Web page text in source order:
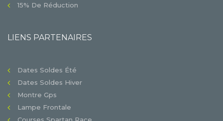
15% De Réduction
LIENS PARTENAIRES
Dates Soldes Été
Dates Soldes Hiver
Montre Gps
Lampe Frontale
Courses Spartan Race